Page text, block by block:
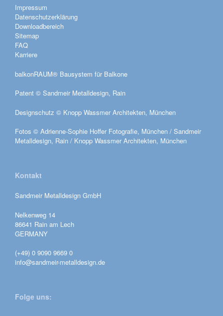
Impressum
Datenschutzerklärung
Downloadbereich
Sitemap
FAQ
Karriere
balkonRAUM® Bausystem für Balkone
Patent © Sandmeir Metalldesign, Rain
Designschutz © Knopp Wassmer Architekten, München
Fotos © Adrienne-Sophie Hoffer Fotografie, München / Sandmeir
Metalldesign, Rain / Knopp Wassmer Architekten, München
Kontakt
Sandmeir Metalldesign GmbH
Nelkenweg 14
86641 Rain am Lech
GERMANY
(+49) 0 9090 9669 0
info@sandmeir-metalldesign.de
Folge uns: